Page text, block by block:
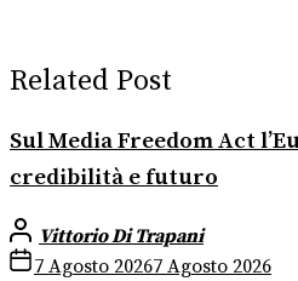
Related Post
Sul Media Freedom Act
credibilità e futuro
Vittorio Di Trapani
7 Agosto 20267 Agosto 2026